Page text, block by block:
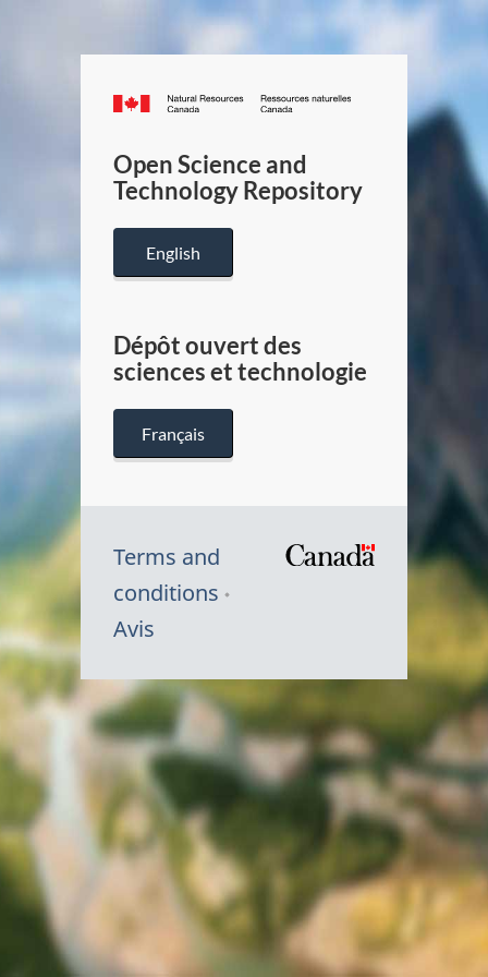
Canada.ca
/
Canada
Open Science and
Technology Repository
English
Dépôt ouvert des
sciences et technologie
Français
Terms and
conditions
Avis
Canada